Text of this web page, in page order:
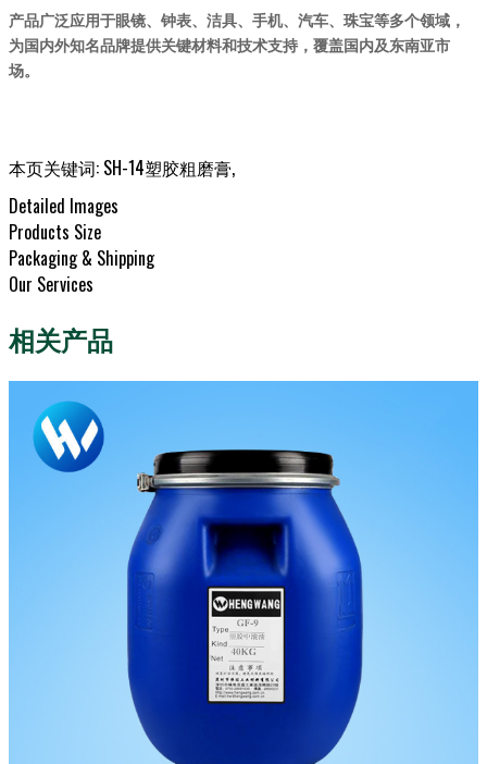
产品广泛应用于眼镜、钟表、洁具、手机、汽车、珠宝等多个领域，
为国内外知名品牌提供关键材料和技术支持，覆盖国内及东南亚市
场。
本页关键词: SH-14塑胶粗磨膏,
Detailed Images
Products Size
Packaging & Shipping
Our Services
相关产品